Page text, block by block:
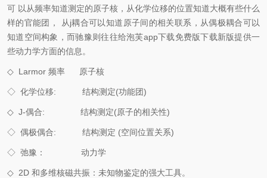
可 以从频率知道测定的原子核，从化学位移的位置知道大概有些什么
样的官能团， 从j耦合可以知道原子间的相关联系，从偶极耦合可以
知道空间构象，而驰豫则往往给泡芙app下载免费版下载新版提供一
些动力学方面的信息。
◇ Larmor 频率 原子核
◇ 化学位移: 结构测定(功能团)
◇ J-偶合: 结构测定(原子的相关性)
◇ 偶极偶合: 结构测定 (空间位置关系)
◇ 弛豫： 动力学
◇ 2D 和多维核磁共振：未知物鉴定的强大工具。